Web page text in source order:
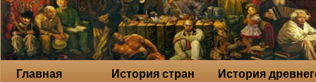
Главная
История стран
История